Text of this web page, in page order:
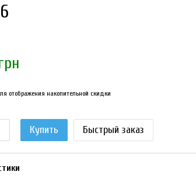
отображения накопительной скидки
Купить Быстрый заказ